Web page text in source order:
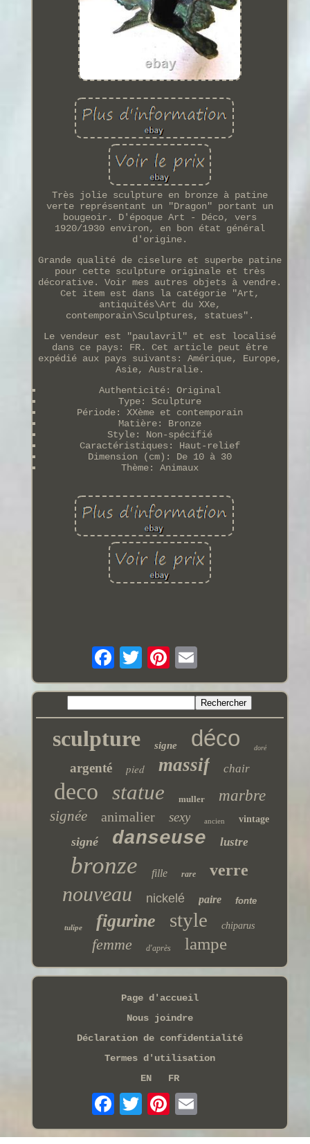
Très jolie sculpture en bronze à patine
verte représentant un "Dragon" portant un
bougeoir. D'époque Art - Déco, vers
1920/1930 environ, en bon état général
d'origine.
Grande qualité de ciselure et superbe patine
pour cette sculpture originale et très
décorative. Voir mes autres objets à vendre.
Cet item est dans la catégorie "Art,
antiquités\Art du XXe,
contemporain\Sculptures, statues".
Le vendeur est "paulavril" et est localisé
dans ce pays: FR. Cet article peut être
expédié aux pays suivants: Amérique, Europe,
Asie, Australie.
Authenticité: Original
Type: Sculpture
Période: XXème et contemporain
Matière: Bronze
Style: Non-spécifié
Caractéristiques: Haut-relief
Dimension (cm): De 10 à 30
Thème: Animaux
sculpture signe déco doré
argenté pied massif chair
deco statue muller marbre
signée animalier sexy ancien vintage
signé danseuse lustre
bronze fille rare verre
nouveau nickelé paire fonte
tulipe figurine style chiparus
femme d'après lampe
Page d'accueil
Nous joindre
Déclaration de confidentialité
Termes d'utilisation
EN
FR